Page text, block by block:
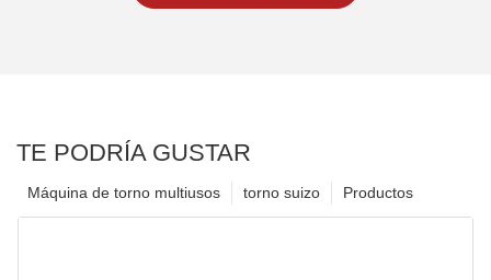
TE PODRÍA GUSTAR
Productos
torno suizo
Máquina de torno multiusos